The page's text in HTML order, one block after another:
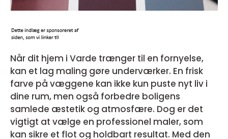
Når dit hjem i Varde trænger til en fornyelse,
kan et lag maling gøre underværker. En frisk
farve på væggene kan ikke kun puste nyt liv i
dine rum, men også forbedre boligens
samlede æstetik og atmosfære. Dog er det
vigtigt at vælge en professionel maler, som
kan sikre et flot og holdbart resultat. Med den